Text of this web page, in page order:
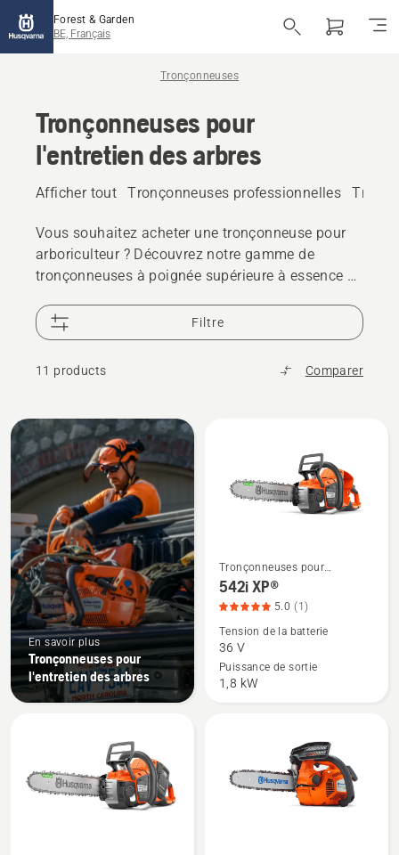
Forest & Garden
BE, Français
Tronçonneuses
Tronçonneuses pour
l'entretien des arbres
Afficher tout Tronçonneuses professionnelles
Vous souhaitez acheter une tronçonneuse pour
arboriculteur ? Découvrez notre gamme de
tronçonneuses à poignée supérieure à essence et
Precision™ et X-CUT™ pour augmenter davantage
votre capacité de coupe.
Filtre
11 products Comparer
Tous
les
produits
En savoir plus
Tronçonneuses pour
l'entretien des arbres
Voir
plus
de
détails
sur
542i
Tronçonneuses pour
l'entretien des arbres
542i XP®
5.0 (1)
Tension de la batterie
36 V
Puissance de sortie
1,8 kW